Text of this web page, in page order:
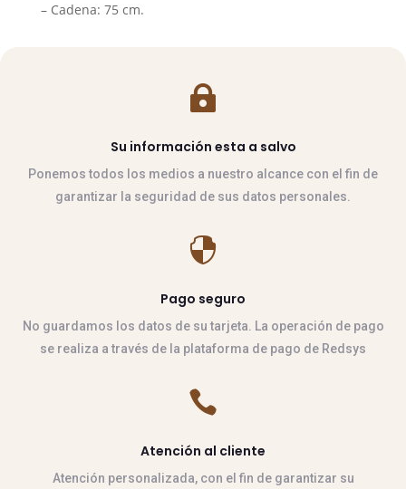
– Cadena: 75 cm.

Su información esta a salvo
Ponemos todos los medios a nuestro alcance con el fin de
garantizar la seguridad de sus datos personales.

Pago seguro
No guardamos los datos de su tarjeta. La operación de pago
se realiza a través de la plataforma de pago de Redsys

Atención al cliente
Atención personalizada, con el fin de garantizar su